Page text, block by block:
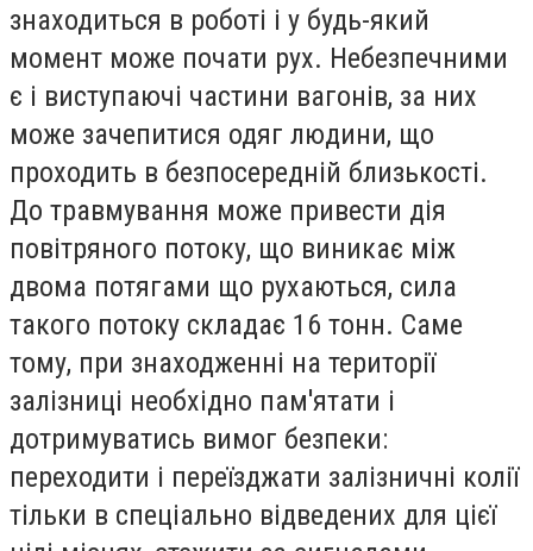
знаходиться в роботі і у будь-який
момент може почати рух. Небезпечними
є і виступаючі частини вагонів, за них
може зачепитися одяг людини, що
проходить в безпосередній близькості.
До травмування може привести дія
повітряного потоку, що виникає між
двома потягами що рухаються, сила
такого потоку складає 16 тонн. Саме
тому, при знаходженні на території
залізниці необхідно пам'ятати і
дотримуватись вимог безпеки:
переходити і переїзджати залізничні колії
тільки в спеціально відведених для цієї